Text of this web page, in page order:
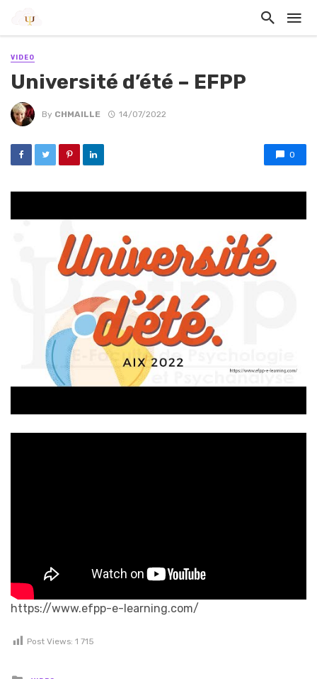
VIDEO
Université d’été – EFPP
By CHMAILLE 14/07/2022
0
https://www.efpp-e-learning.com/
Post Views: 1 715